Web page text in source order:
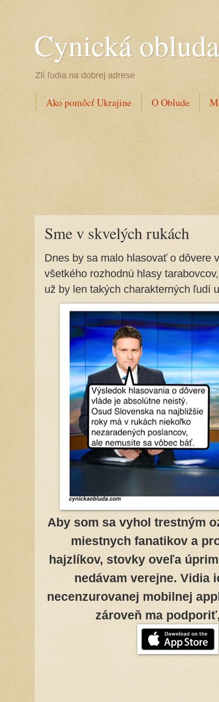
Cynická obluda
Zlí ľudia na dobrej adrese
Ako pomôcť Ukrajine O Oblude
Sme v skvelých rukách
Dnes by sa malo hlasovať o dôvere
všetkého rozhodnú hlasy
už by len takých charakterných ľudí
Aby som sa vyhol trestným
miestnych fanatikov a
hajzlíkov, stovky oveľa
nedávam verejne. Vidia
necenzurovanej mobilnej
zároveň ma